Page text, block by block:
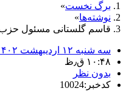
برگ نخست
نوشته‌ها
قاسم گلستانی مسئول
سه شنبه ۱۲ اردیبهشت ۱۴۰۲
۱۰:۴۸ ق٫ظ
بدون نظر
کدخبر:10024